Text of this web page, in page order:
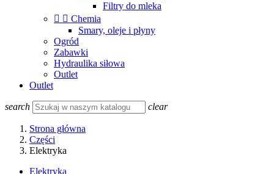
Filtry do mleka
  Chemia
Smary, oleje i płyny
Ogród
Zabawki
Hydraulika siłowa
Outlet
Outlet
search clear
Strona główna
Części
Elektryka
Elektryka